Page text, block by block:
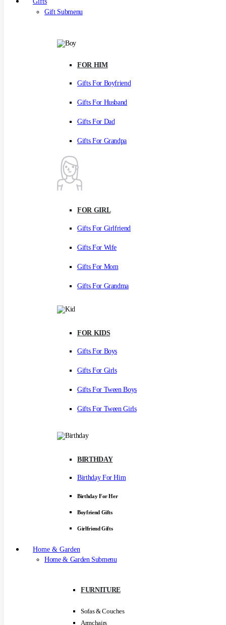
Gift Submenu
FOR HIM
Gifts For Boyfriend
Gifts For Husband
Gifts For Dad
Gifts For Grandpa
FOR GIRL
Gifts For Girlfriend
Gifts For Wife
Gifts For Mom
Gifts For Grandma
FOR KIDS
Gifts For Boys
Gifts For Girls
Gifts For Tween Boys
Gifts For Tween Girls
BIRTHDAY
Birthday For Him
Birthday For Her
Boyfriend Gifts
Girlfriend Gifts
Home & Garden
Home & Garden Submenu
FURNITURE
Sofas & Couches
Armchairs